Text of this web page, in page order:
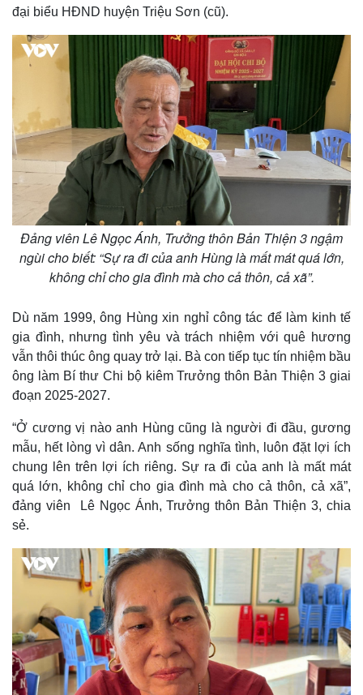
Thế giới
Quan sát
Cuộc sống đó đây
Hồ sơ
Multimedia
Video
Ảnh
đại biểu HĐND huyện Triệu Sơn (cũ).
Đảng viên Lê Ngọc Ánh, Trưởng thôn Bản Thiện 3 ngậm
ngùi cho biết: “Sự ra đi của anh Hùng là mất mát quá lớn,
không chỉ cho gia đình mà cho cả thôn, cả xã”.
Dù năm 1999, ông Hùng xin nghỉ công tác để làm kinh tế
gia đình, nhưng tình yêu và trách nhiệm với quê hương
vẫn thôi thúc ông quay trở lại. Bà con tiếp tục tín nhiệm bầu
ông làm Bí thư Chi bộ kiêm Trưởng thôn Bản Thiện 3 giai
đoạn 2025-2027.
“Ở cương vị nào anh Hùng cũng là người đi đầu, gương
mẫu, hết lòng vì dân. Anh sống nghĩa tình, luôn đặt lợi ích
chung lên trên lợi ích riêng. Sự ra đi của anh là mất mát
quá lớn, không chỉ cho gia đình mà cho cả thôn, cả xã”,
đảng viên Lê Ngọc Ánh, Trưởng thôn Bản Thiện 3, chia
sẻ.